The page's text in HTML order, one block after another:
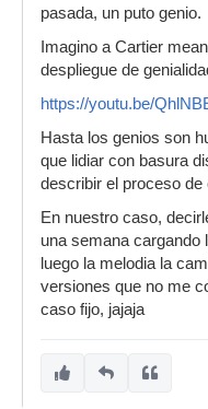
pasada, un puto genio.
Imagino a Cartier
despliegue de
https://youtu.be/
Hasta los genios son
que lidiar con basura
describir el proceso de
En nuestro caso,
una semana cargando
luego la melodia la
versiones que no me
caso fijo, jajaja